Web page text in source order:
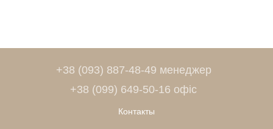
+38 (093) 887-48-49 менеджер
+38 (099) 649-50-16 офіс
Контакты